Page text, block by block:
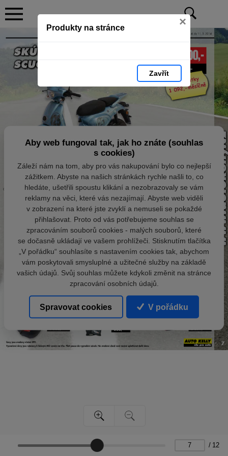
Produkty na stránce ×
Zavřít
/ 12
Aby web fungoval tak, jak ho znáte (souhlas
s cookies)
Záleží nám na tom, aby pro vás nakupování bylo co nejlepší
zážitkem. Abyste na našich stránkách rychle našli to, co
hledáte, ušetřili spoustu klikání a nezobrazovaly se vám
reklamy na věci, které vás nezajímají. Abyste web viděli
v zobrazení na které jste zvyklí a nemuseli se pokaždé
přihlašovat. Proto od vás potřebujeme souhlas se
zpracováním souborů cookies - malých souborů, které
se dočasně ukládají ve vašem prohlížeči. Stisknutím tlačítka
„V pořádku“ souhlasíte s nastavením cookies tak, abychom
vám poskytovali smysluplné a užitečné služby na základě
vašich údajů. Svůj souhlas můžete kdykoli změnit na stránce
zpracování osobních údajů.
Spravovat cookies V pořádku